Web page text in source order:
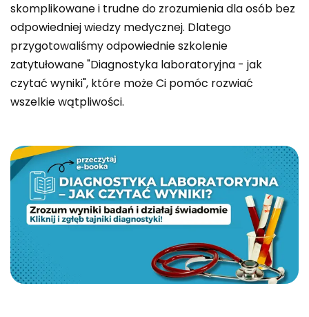
skomplikowane i trudne do zrozumienia dla osób bez
odpowiedniej wiedzy medycznej. Dlatego
przygotowaliśmy odpowiednie szkolenie
zatytułowane "Diagnostyka laboratoryjna - jak
czytać wyniki", które może Ci pomóc rozwiać
wszelkie wątpliwości.